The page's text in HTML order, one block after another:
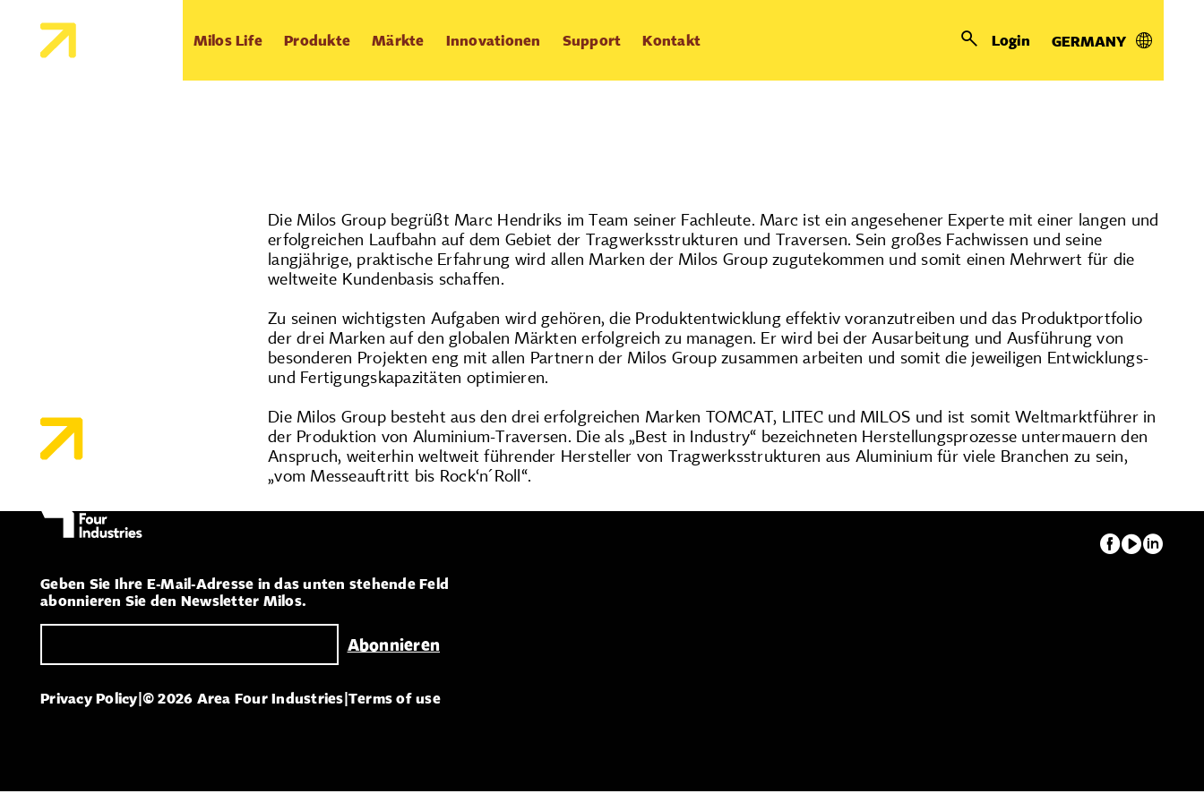
Milos Life Produkte Märkte Innovationen Support Kontakt Login GERMANY
Marc Hendriks joins Milosgroup
Die Milos Group begrüßt Marc Hendriks im Team seiner Fachleute. Marc ist ein angesehener Experte mit einer langen und
erfolgreichen Laufbahn auf dem Gebiet der Tragwerksstrukturen und Traversen. Sein großes Fachwissen und seine
langjährige, praktische Erfahrung wird allen Marken der Milos Group zugutekommen und somit einen Mehrwert für die
weltweite Kundenbasis schaffen.
Zu seinen wichtigsten Aufgaben wird gehören, die Produktentwicklung effektiv voranzutreiben und das Produktportfolio
der drei Marken auf den globalen Märkten erfolgreich zu managen. Er wird bei der Ausarbeitung und Ausführung von
besonderen Projekten eng mit allen Partnern der Milos Group zusammen arbeiten und somit die jeweiligen Entwicklungs-
und Fertigungskapazitäten optimieren.
Die Milos Group besteht aus den drei erfolgreichen Marken TOMCAT, LITEC und MILOS und ist somit Weltmarktführer in
der Produktion von Aluminium-Traversen. Die als „Best in Industry“ bezeichneten Herstellungsprozesse untermauern den
Anspruch, weiterhin weltweit führender Hersteller von Tragwerksstrukturen aus Aluminium für viele Branchen zu sein,
„vom Messeauftritt bis Rock‘n´Roll“.
Geben Sie Ihre E-Mail-Adresse in das unten stehende Feld
abonnieren Sie den Newsletter Milos.
Privacy Policy|© 2026 Area Four Industries|Terms of use